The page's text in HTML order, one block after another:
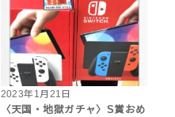
2023年1月21日
〈天国・地獄ガチャ〉S賞おめ